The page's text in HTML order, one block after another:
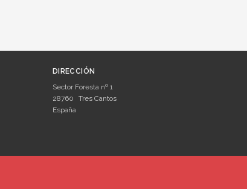
DIRECCIÓN
Sector Foresta nº 1
28760
Tres Cantos
España